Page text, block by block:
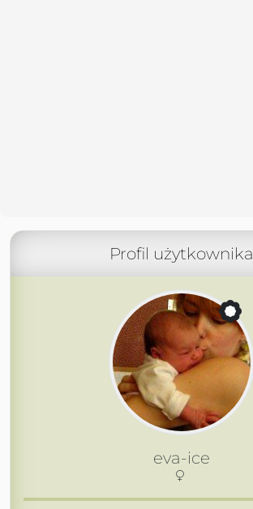
Profil użytkownika
eva-ice